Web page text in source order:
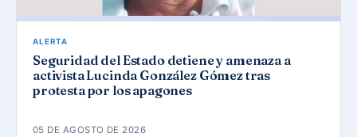
ALERTA
Seguridad del Estado detiene y amenaza a
activista Lucinda González Gómez tras
protesta por los apagones
05 DE AGOSTO DE 2026